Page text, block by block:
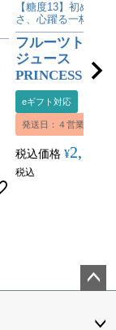
【糖度13】初めての
さ、心躍る一杯。
フルーツトマト
ジュース
PRINCESS
eギフト対応
発送日：４営業日内
税込価格 ¥2,160
税込
ジト